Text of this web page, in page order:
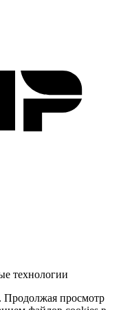
технологии
Продолжая просмотр